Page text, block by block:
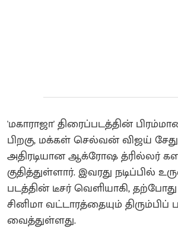
'மகாராஜா' திரைப்படத்தின்
பிறகு, மக்கள் செல்வன் விஜய்
அதிரடியான ஆக்ரோஷ த்ரில்லர்
குதித்துள்ளார். இவரது நடிப்பில்
படத்தின் டீசர் வெளியாகி,
சினிமா வட்டாரத்தையும் திரும்பிப்
வைத்துள்ளது.